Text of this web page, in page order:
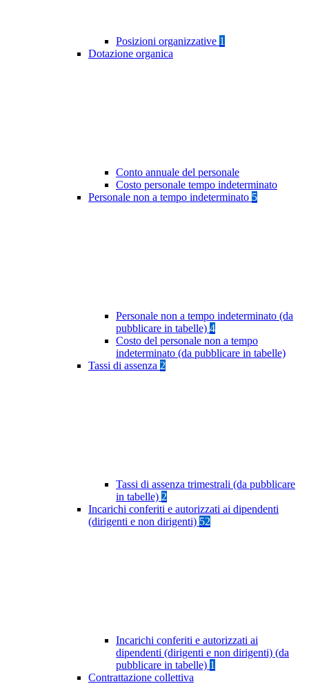
Posizioni organizzative 1
Dotazione organica
Conto annuale del personale
Costo personale tempo indeterminato
Personale non a tempo indeterminato 5
Personale non a tempo indeterminato (da
pubblicare in tabelle) 4
Costo del personale non a tempo
indeterminato (da pubblicare in tabelle)
Tassi di assenza 2
Tassi di assenza trimestrali (da pubblicare
in tabelle) 2
Incarichi conferiti e autorizzati ai dipendenti
(dirigenti e non dirigenti) 52
Incarichi conferiti e autorizzati ai
dipendenti (dirigenti e non dirigenti) (da
pubblicare in tabelle) 1
Contrattazione collettiva